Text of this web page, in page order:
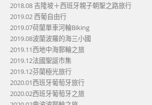
2018.08 吉隆坡＋西班牙親子朝聖之路旅行
2019.02 西葡自由行
2019.07荷蘭單車河輪Biking
2019.08波蘭波羅的海三小國
2019.11西地中海郵輪之旅
2019.12法國聖誕市集
2019.12芬蘭極光旅行
2020.01西班牙葡萄牙旅行
2020.02西班牙葡萄牙之旅